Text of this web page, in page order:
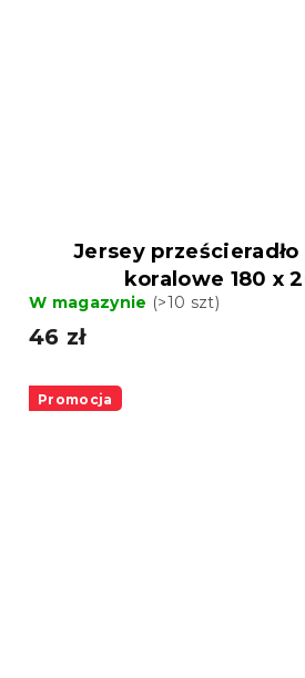
Jersey prześcieradło
koralowe 180 x
W magazynie (>10 szt)
46 zł
Promocja